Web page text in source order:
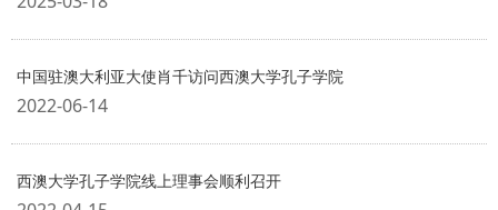
中国驻澳大利亚大使肖千访问西澳大学孔子学院
2022-06-14
西澳大学孔子学院线上理事会顺利召开